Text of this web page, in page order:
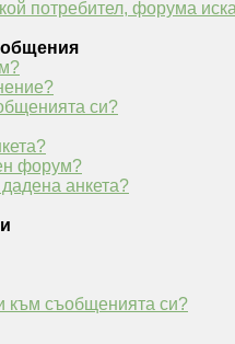
потребител, форума
си?
форум?
анкета?
към съобщенията си?